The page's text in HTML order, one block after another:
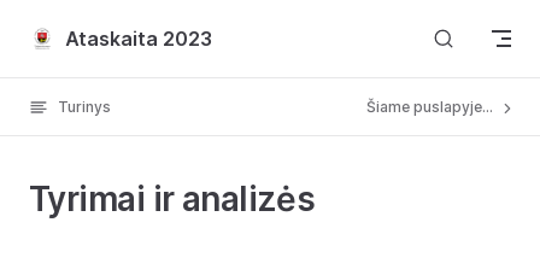
Skip to content
Ataskaita 2023
Turinys Šiame puslapyje...
Tyrimai ir analizės